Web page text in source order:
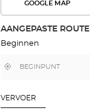
GOOGLE MAP
BEKIJK
DE
ROUTE
IN
AANGEPASTE ROUTE
Beginnen
,
Center
Bij
buurt
VERVOER